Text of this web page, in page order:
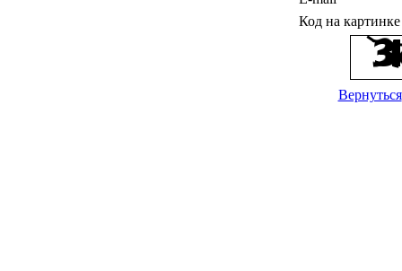
Код на
Вернуться